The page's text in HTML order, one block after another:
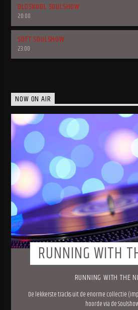
OLDSKOOL SOULSHOW
20:00
SOFT SOULSHOW
23:00
NOW ON AIR
RUNNING WITH
RUNNING WITH THE
De lekkerste tracks uit de enorme collectie
hoorde via de